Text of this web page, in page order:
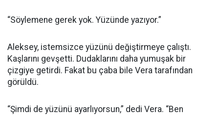
“Söylemene gerek yok. Yüzünde yazıyor.”
Aleksey, istemsizce yüzünü değiştirmeye çalıştı.
Kaşlarını gevşetti. Dudaklarını daha yumuşak bir
çizgiye getirdi. Fakat bu çaba bile Vera tarafından
görüldü.
“Şimdi de yüzünü ayarlıyorsun,” dedi Vera. “Ben